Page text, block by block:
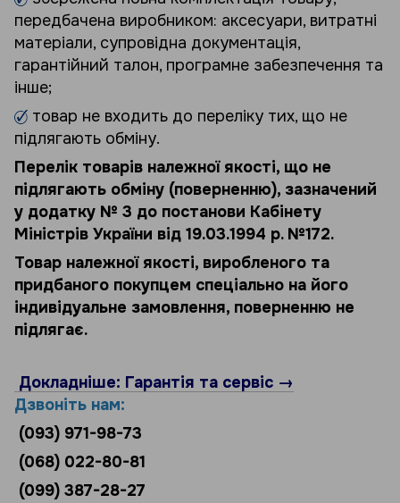
передбачена виробником: аксесуари, витратні
матеріали, супровідна документація,
гарантійний талон, програмне забезпечення та
інше;
товар не входить до переліку тих, що не
підлягають обміну.
Перелік товарів належної якості, що не
підлягають обміну (поверненню), зазначений
у додатку № 3 до постанови Кабінету
Міністрів України від 19.03.1994 р. №172.
Товар належної якості, виробленого та
придбаного покупцем спеціально на його
індивідуальне замовлення, поверненню не
підлягає.
Докладніше: Гарантія та сервіс →
Дзвоніть нам:
(093) 971-98-73
(068) 022-80-81
(099) 387-28-27